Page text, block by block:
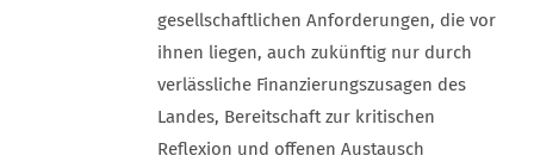
gesellschaftlichen Anforderungen, die vor
ihnen liegen, auch zukünftig nur durch
verlässliche Finanzierungszusagen des
Landes, Bereitschaft zur kritischen
Reflexion und offenen Austausch